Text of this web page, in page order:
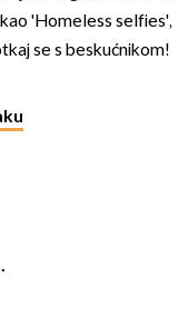
'Homeless selfies',
se s beskućnikom!